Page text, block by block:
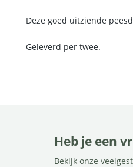
Deze goed uitziende
Geleverd per twee.
Heb je een
Bekijk onze